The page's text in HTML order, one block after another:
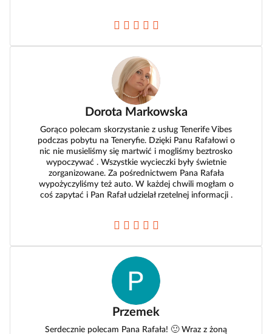
Dorota Markowska
Gorąco polecam skorzystanie z usług Tenerife Vibes
podczas pobytu na Teneryfie. Dzięki Panu Rafałowi o
nic nie musieliśmy się martwić i mogliśmy beztrosko
wypoczywać . Wszystkie wycieczki były świetnie
zorganizowane. Za pośrednictwem Pana Rafała
wypożyczyliśmy też auto. W każdej chwili mogłam o
coś zapytać i Pan Rafał udzielał rzetelnej informacji .
Przemek
Serdecznie polecam Pana Rafała! 🙂 Wraz z żoną